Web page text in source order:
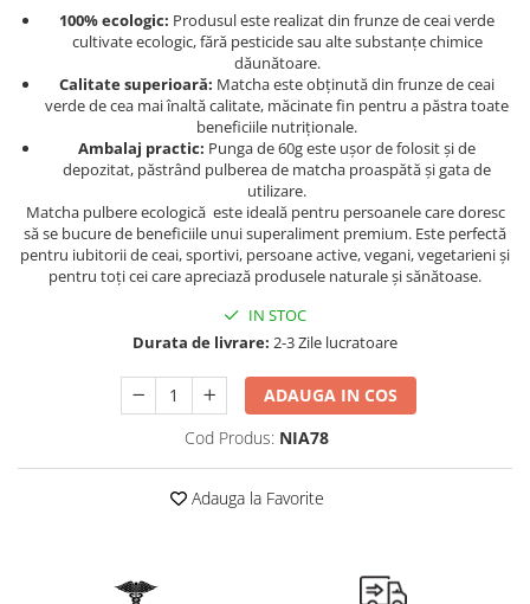
Geluri de duș
Scruburi
Protecție Solară
Creme SPF față
Creme SPF corp
Spray SPF
Uleiuri bronzare
After Sun
Acceleratoare bronz
Cosmetice coreene
L-Carnitina
L-Glutamina
Lecitina
Magneziu
MSM
Multivitamine
Proteine din zer (Whey Protein)
100% ecologic: Produsul este realizat din frunze de ceai verde
cultivate ecologic, fără pesticide sau alte substanțe chimice
dăunătoare.
Calitate superioară: Matcha este obținută din frunze de ceai
verde de cea mai înaltă calitate, măcinate fin pentru a păstra toate
beneficiile nutriționale.
Ambalaj practic: Punga de 60g este ușor de folosit și de
depozitat, păstrând pulberea de matcha proaspătă și gata de
utilizare.
Matcha pulbere ecologică este ideală pentru persoanele care doresc
să se bucure de beneficiile unui superaliment premium. Este perfectă
pentru iubitorii de ceai, sportivi, persoane active, vegani, vegetarieni și
pentru toți cei care apreciază produsele naturale și sănătoase.
IN STOC
Durata de livrare: 2-3 Zile lucratoare
ADAUGA IN COS
Cod Produs: NIA78
Adauga la Favorite